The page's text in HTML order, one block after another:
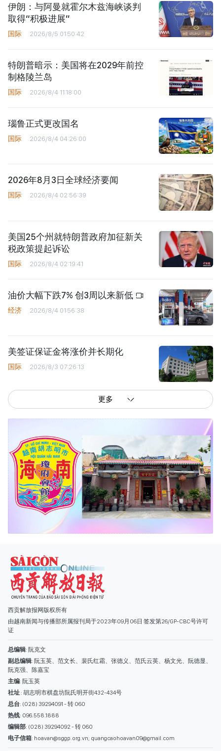
伊朗：与阿曼就霍尔木兹海峡谈判
取得“积极进展”
国际 2026/8/5 01:50:42
特朗普暗示：美国将在2029年前控
制格陵兰岛
国际 2026/8/4 11:18:00
瑙鲁正式更改国名
国际 2026/8/4 04:26:00
2026年8月3日全球经济要闻
国际 2026/8/4 02:56:39
美国25个州就特朗普政府加征新关
税政策提起诉讼
国际 2026/8/4 02:19:41
油价大幅下跌7% 创3周以来新低
经济 2026/8/4 01:56:38
美签证保证金将涨价并长期化
国际 2026/8/3 07:26:13
更多
西贡解放报网版权所有
由越南新闻与传播部所属报刊局于2023年09月06日 签发第26/GP-CBC号许可
证
总编辑: 阮克文
副总编辑: 阮玉英、范文长、裴氏红霜、张德义、范氏云英、杨文光、阮德显、
阮克强、陈嘉宝
主编: 阮玉英
社址 : 胡志明市棋盘坊阮氏明开街432-434号
总台: (028) 39294091 - 转 060
热线: 096.558.1888
编辑部: (028) 39294092 - 转 060
电子信箱: hoavan@sggp.org.vn; quangcaohoavan09@gmail.com